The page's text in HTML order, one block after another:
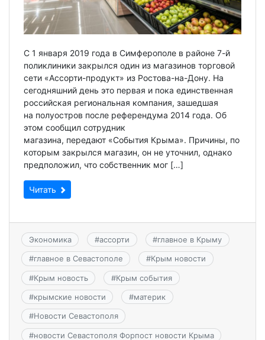
С 1 января 2019 года в Симферополе в районе 7-й
поликлиники закрылся один из магазинов торговой
сети «Ассорти-продукт» из Ростова-на-Дону. На
сегодняшний день это первая и пока единственная
российская региональная компания, зашедшая
на полуостров после референдума 2014 года. Об
этом сообщил сотрудник
магазина, передают «События Крыма». Причины, по
которым закрылся магазин, он не уточнил, однако
предположил, что собственник мог […]
Читать
Экономика #ассорти #главное в Крыму
#главное в Севастополе #Крым новости
#Крым новость #Крым события
#крымские новости #материк
#Новости Севастополя
#новости Севастополя Форпост новости Крыма